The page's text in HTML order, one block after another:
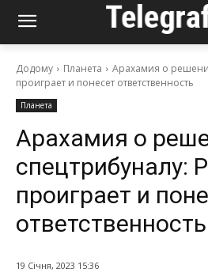
Додому Планета
Арахамия о
проиграет и понесет ответственность
Планета
Арахамия о
спецтрибуналу:
проиграет и
ответственность
19 Січня, 2023 15:36